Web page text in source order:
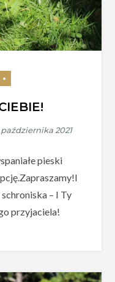
pieski
– I Ty
przyjaciela!